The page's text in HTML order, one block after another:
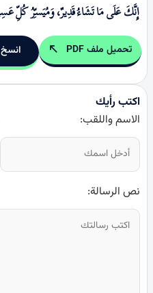
إِنَّكَ عَلَی مَا تَشَاءُ قَدِیرٌ، وَمُیَسـِّرُ کُلِّ
تحميل ملف PDF
اكتب رأيك
الاسم واللقب:
نص الرسالة: